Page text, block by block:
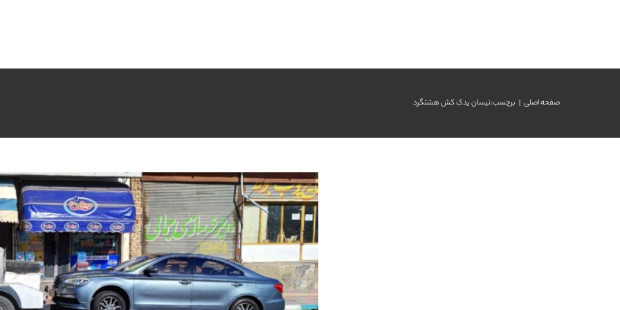
صفحه اصلی برچسب:نیسان یدک کش هشتگرد
امداد خودرو یدک کش